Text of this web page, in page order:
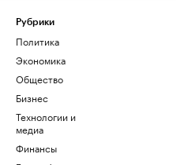
Рубрики
Политика
Экономика
Общество
Бизнес
Технологии и
медиа
Финансы